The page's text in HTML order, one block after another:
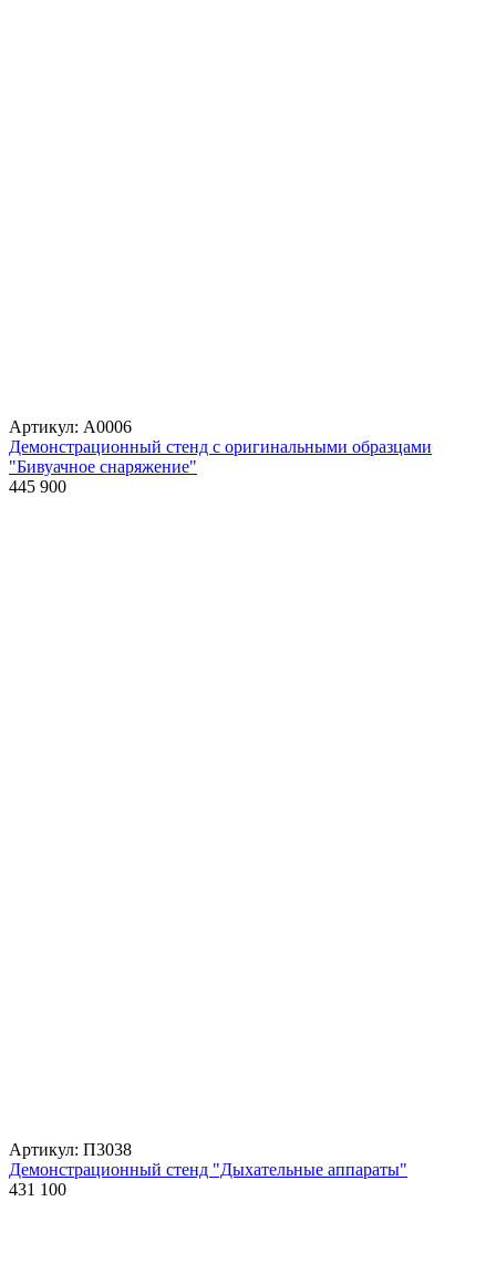
Артикул: А0006
Демонстрационный стенд с оригинальными образцами
"Бивуачное снаряжение"
445 900
Артикул: П3038
Демонстрационный стенд "Дыхательные аппараты"
431 100